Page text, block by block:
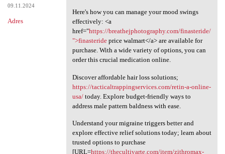
09.11.2024
Adres
Here's how you can manage your mood swings
effectively: <a
href="https://breathejphotography.com/finasteride/
">finasterideprice walmart</a> are available for
purchase. With a wide variety of options, you can
order this crucial medication online.
Discover affordable hair loss solutions;
https://tacticaltrappingservices.com/retin-a-online-
usa/today. Explore budget-friendly ways to
address male pattern baldness with ease.
Understand your migraine triggers better and
explore effective relief solutions today; learn about
trusted options to purchase
[URL=https://thecultivarte.com/item/zithromax-